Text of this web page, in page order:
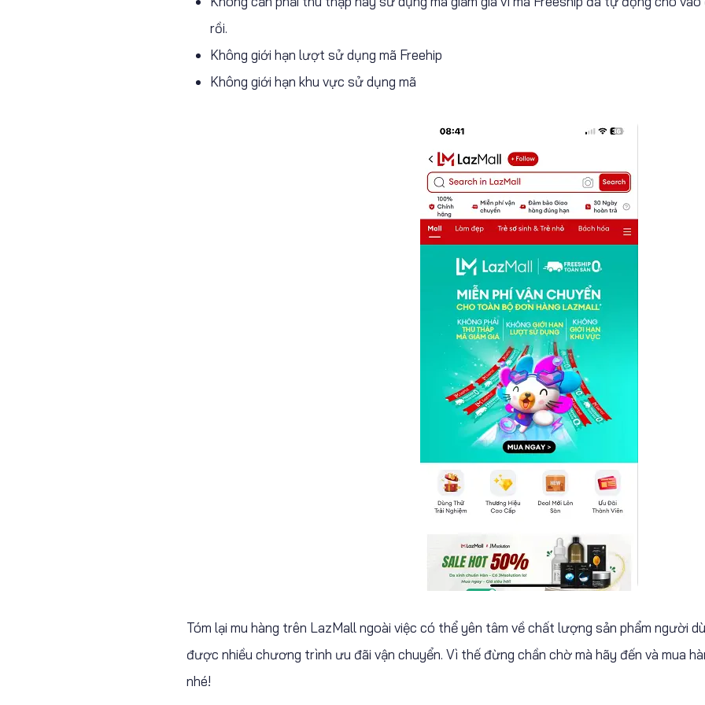
rồi.
Không giới hạn lượt sử dụng mã Freehip
Không giới hạn khu vực sử dụng mã
Tóm lại mu hàng trên LazMall ngoài việc có thể yên tâm về chất lượng sản phẩm người
được nhiều chương trình ưu đãi vận chuyển. Vì thế đừng chần chờ mà hãy đến và mua
nhé!